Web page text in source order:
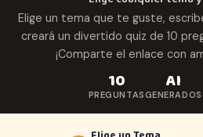
Elige un tema que te guste,
creará un divertido quiz de 10
¡Comparte el enlace con
10
PREGUNTAS
AI
GENERADOS